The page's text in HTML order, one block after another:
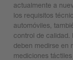
actualmente a
los requisitos
automóviles,
control de calidad.
deben medirse en
mediciones